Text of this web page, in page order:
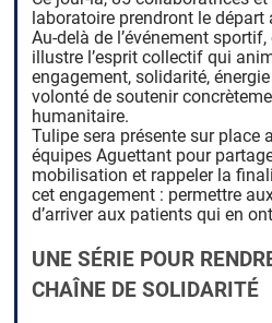
laboratoire prendront le départ
Au-delà de l’événement
illustre l’esprit collectif qui
engagement, solidarité, énergie
volonté de soutenir
humanitaire.
Tulipe sera présente sur place
équipes Aguettant pour
mobilisation et rappeler la
cet engagement : permettre
d’arriver aux patients qui en
UNE SÉRIE POUR
CHAÎNE DE SOLIDARITÉ